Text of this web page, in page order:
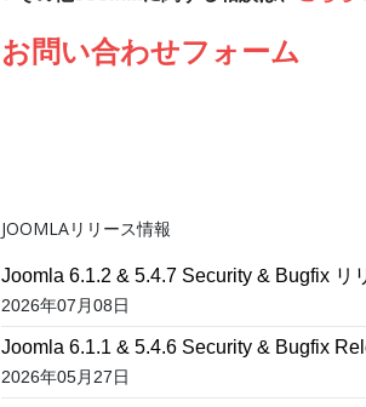
お問い合わせフォーム
JOOMLAリリース情報
Joomla 6.1.2 & 5.4.7 Security & Bugfix リ
2026年07月08日
Joomla 6.1.1 & 5.4.6 Security & Bugfix
2026年05月27日